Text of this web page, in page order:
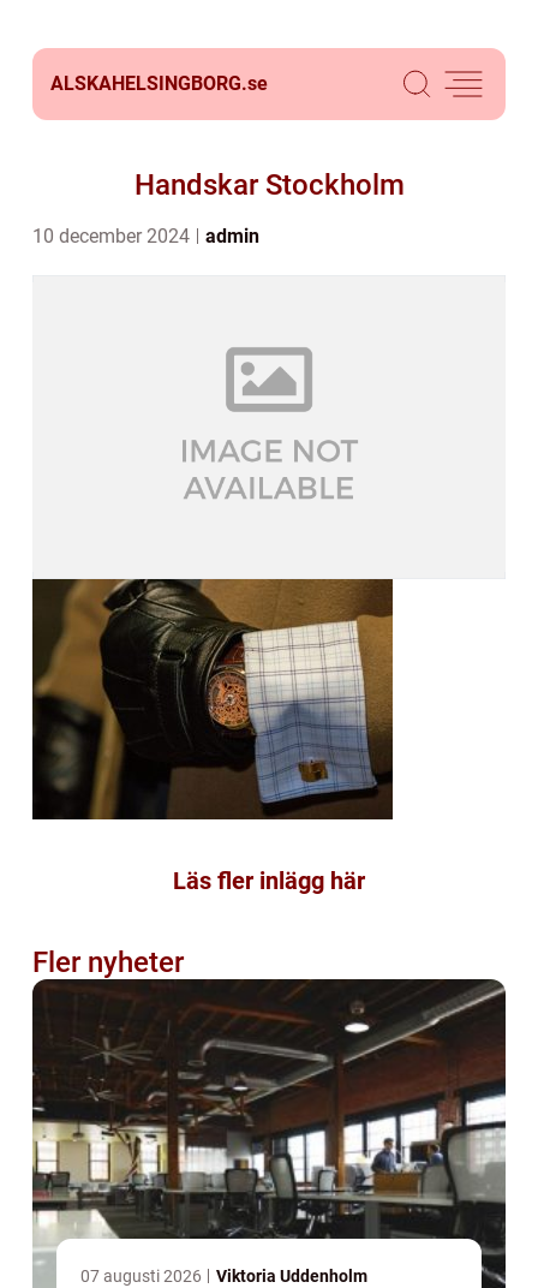
ALSKAHELSINGBORG.se
Handskar Stockholm
10 december 2024 admin
Läs fler inlägg här
Fler nyheter
07 augusti 2026 Viktoria Uddenholm